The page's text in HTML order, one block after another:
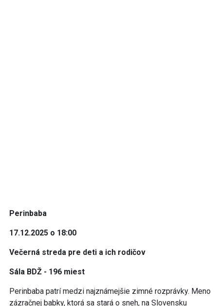
Perinbaba
17.12.2025 o 18:00
Večerná streda pre deti a ich rodičov
Sála BDŽ - 196 miest
Perinbaba patrí medzi najznámejšie zimné rozprávky. Meno
zázračnej babky, ktorá sa stará o sneh, na Slovensku